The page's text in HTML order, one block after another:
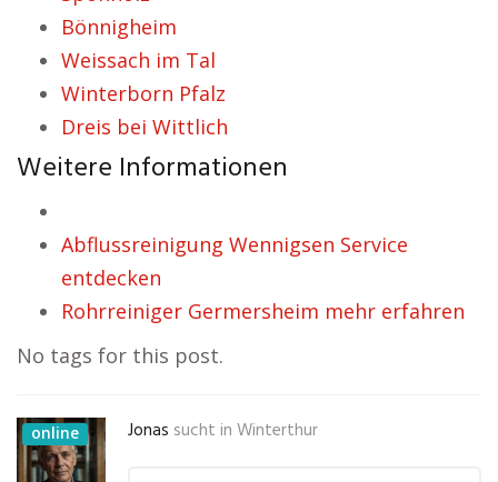
Bönnigheim
Weissach im Tal
Winterborn Pfalz
Dreis bei Wittlich
Weitere Informationen
Abflussreinigung Wennigsen Service
entdecken
Rohrreiniger Germersheim mehr erfahren
No tags for this post.
online Jonas sucht in Winterthur